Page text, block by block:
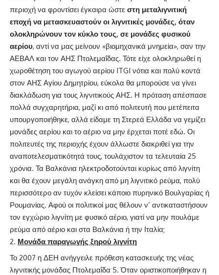
περιοχή να φροντίσει έγκαιρα ώστε στη μεταλιγνιτική
εποχή να μετασκευαστούν οι λιγνιτικές μονάδες, όταν
ολοκληρώνουν τον κύκλο τους, σε μονάδες φυσικού
αερίου, αντί να μας μείνουν «βιομηχανικά μνημεία», σαν την
ΑΕΒΑΛ και τον ΑΗΣ Πτολεμαΐδας. Τότε είχε ολοκληρωθεί η
χωροθέτηση του αγωγού αερίου ITGI νότια και πολύ κοντά
στον ΑΗΣ Αγίου Δημητρίου, εύκολα θα μπορούσε να γίνει
διακλάδωση για τους λιγνιτικούς ΑΗΣ. Η πρόταση απέσπασε
πολλά συγχαρητήρια, μαζί κι από πολιτευτή που μετέπειτα
υπουργοποιήθηκε, αλλά είδαμε τη Στερεά Ελλάδα να γεμίζει
μονάδες αερίου και το αέριο να μην έρχεται ποτέ εδώ. Οι
πολιτευτές της περιοχής έχουν άλλωστε διακριθεί για την
αναποτελεσματικότητά τους, τουλάχιστον τα τελευταία 25
χρόνια. Τα Βαλκάνια ηλεκτροδοτούνται κυρίως από λιγνίτη
και θα έχουν μεγάλη ανάγκη από μη λιγνιτικό ρεύμα, πολύ
περισσότερο αν τυχόν κλείσει κάποιο πυρηνικό Βουλγαρίας ή
Ρουμανίας. Αφού οι πολιτικοί μας θέλουν ν’ αντικαταστήσουν
τον εγχώριο λιγνίτη με φυσικό αέριο, γιατί να μην πουλάμε
ρεύμα από αέριο και στα Βαλκάνια ή την Ιταλία;
Μονάδα παραγωγής ξηρού λιγνίτη
Το 2007 η ΔΕΗ ανήγγειλε πρόθεση κατασκευής της νέας
λιγνιτικής μονάδας Πτολεμαΐδα 5. Όταν οριστικοποιήθηκαν η